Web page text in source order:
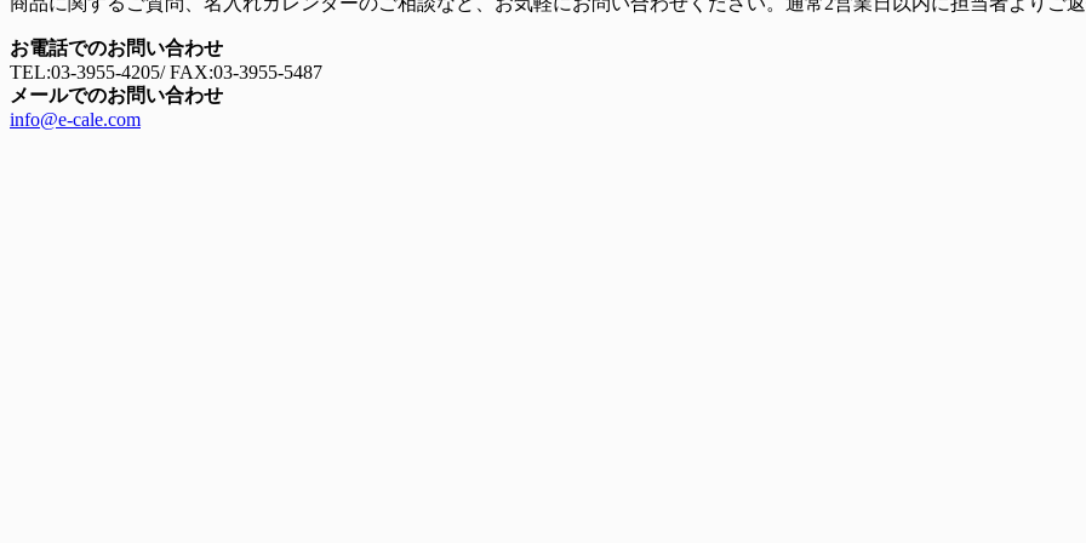
お電話でのお問い合わせ
TEL:03-3955-4205/FAX:03-3955-5487
メールでのお問い合わせ
info@e-cale.com